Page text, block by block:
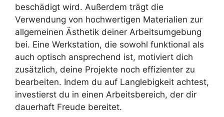
beschädigt wird. Außerdem trägt die
Verwendung von hochwertigen Materialien zur
allgemeinen Ästhetik deiner Arbeitsumgebung
bei. Eine Werkstation, die sowohl funktional als
auch optisch ansprechend ist, motiviert dich
zusätzlich, deine Projekte noch effizienter zu
bearbeiten. Indem du auf Langlebigkeit achtest,
investierst du in einen Arbeitsbereich, der dir
dauerhaft Freude bereitet.